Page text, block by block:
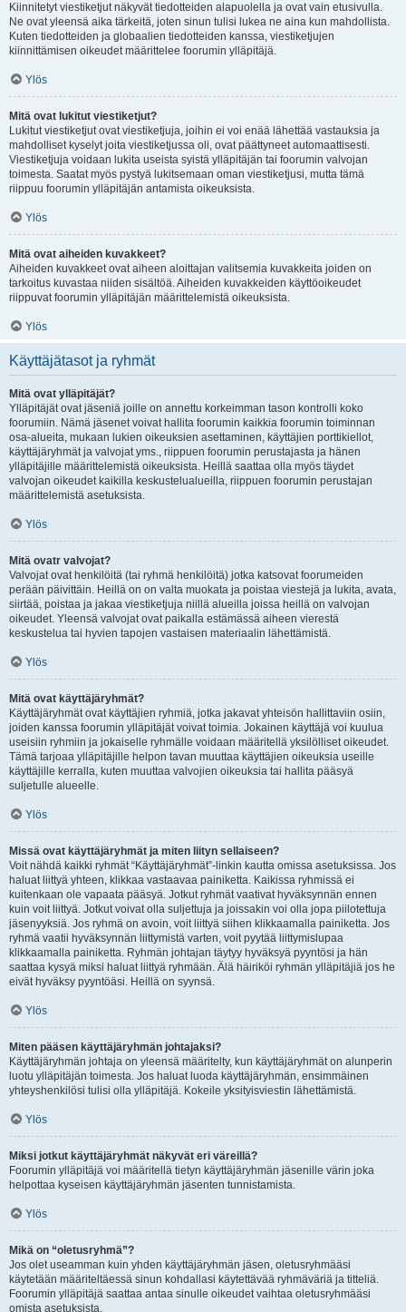
Kiinnitetyt viestiketjut näkyvät tiedotteiden alapuolella ja ovat vain etusivulla.
Ne ovat yleensä aika tärkeitä, joten sinun tulisi lukea ne aina kun mahdollista.
Kuten tiedotteiden ja globaalien tiedotteiden kanssa, viestiketjujen
kiinnittämisen oikeudet määrittelee foorumin ylläpitäjä.
Ylös
Mitä ovat lukitut viestiketjut?
Lukitut viestiketjut ovat viestiketjuja, joihin ei voi enää lähettää vastauksia ja
mahdolliset kyselyt joita viestiketjussa oli, ovat päättyneet automaattisesti.
Viestiketjuja voidaan lukita useista syistä ylläpitäjän tai foorumin valvojan
toimesta. Saatat myös pystyä lukitsemaan oman viestiketjusi, mutta tämä
riippuu foorumin ylläpitäjän antamista oikeuksista.
Ylös
Mitä ovat aiheiden kuvakkeet?
Aiheiden kuvakkeet ovat aiheen aloittajan valitsemia kuvakkeita joiden on
tarkoitus kuvastaa niiden sisältöä. Aiheiden kuvakkeiden käyttöoikeudet
riippuvat foorumin ylläpitäjän määrittelemistä oikeuksista.
Ylös
Käyttäjätasot ja ryhmät
Mitä ovat ylläpitäjät?
Ylläpitäjät ovat jäseniä joille on annettu korkeimman tason kontrolli koko
foorumiin. Nämä jäsenet voivat hallita foorumin kaikkia foorumin toiminnan
osa-alueita, mukaan lukien oikeuksien asettaminen, käyttäjien porttikiellot,
käyttäjäryhmät ja valvojat yms., riippuen foorumin perustajasta ja hänen
ylläpitäjille määrittelemistä oikeuksista. Heillä saattaa olla myös täydet
valvojan oikeudet kaikilla keskustelualueilla, riippuen foorumin perustajan
määrittelemistä asetuksista.
Ylös
Mitä ovatr valvojat?
Valvojat ovat henkilöitä (tai ryhmä henkilöitä) jotka katsovat foorumeiden
perään päivittäin. Heillä on on valta muokata ja poistaa viestejä ja lukita, avata,
siirtää, poistaa ja jakaa viestiketjuja niillä alueilla joissa heillä on valvojan
oikeudet. Yleensä valvojat ovat paikalla estämässä aiheen vierestä
keskustelua tai hyvien tapojen vastaisen materiaalin lähettämistä.
Ylös
Mitä ovat käyttäjäryhmät?
Käyttäjäryhmät ovat käyttäjien ryhmiä, jotka jakavat yhteisön hallittaviin osiin,
joiden kanssa foorumin ylläpitäjät voivat toimia. Jokainen käyttäjä voi kuulua
useisiin ryhmiin ja jokaiselle ryhmälle voidaan määritellä yksilölliset oikeudet.
Tämä tarjoaa ylläpitäjille helpon tavan muuttaa käyttäjien oikeuksia useille
käyttäjille kerralla, kuten muuttaa valvojien oikeuksia tai hallita pääsyä
suljetulle alueelle.
Ylös
Missä ovat käyttäjäryhmät ja miten liityn sellaiseen?
Voit nähdä kaikki ryhmät “Käyttäjäryhmät”-linkin kautta omissa asetuksissa. Jos
haluat liittyä yhteen, klikkaa vastaavaa painiketta. Kaikissa ryhmissä ei
kuitenkaan ole vapaata pääsyä. Jotkut ryhmät vaativat hyväksynnän ennen
kuin voit liittyä. Jotkut voivat olla suljettuja ja joissakin voi olla jopa piilotettuja
jäsenyyksiä. Jos ryhmä on avoin, voit liittyä siihen klikkaamalla painiketta. Jos
ryhmä vaatii hyväksynnän liittymistä varten, voit pyytää liittymislupaa
klikkaamalla painiketta. Ryhmän johtajan täytyy hyväksyä pyyntösi ja hän
saattaa kysyä miksi haluat liittyä ryhmään. Älä häiriköi ryhmän ylläpitäjiä jos he
eivät hyväksy pyyntöäsi. Heillä on syynsä.
Ylös
Miten pääsen käyttäjäryhmän johtajaksi?
Käyttäjäryhmän johtaja on yleensä määritelty, kun käyttäjäryhmät on alunperin
luotu ylläpitäjän toimesta. Jos haluat luoda käyttäjäryhmän, ensimmäinen
yhteyshenkilösi tulisi olla ylläpitäjä. Kokeile yksityisviestin lähettämistä.
Ylös
Miksi jotkut käyttäjäryhmät näkyvät eri väreillä?
Foorumin ylläpitäjä voi määritellä tietyn käyttäjäryhmän jäsenille värin joka
helpottaa kyseisen käyttäjäryhmän jäsenten tunnistamista.
Ylös
Mikä on “oletusryhmä”?
Jos olet useamman kuin yhden käyttäjäryhmän jäsen, oletusryhmääsi
käytetään määriteltäessä sinun kohdallasi käytettävää ryhmäväriä ja titteliä.
Foorumin ylläpitäjä saattaa antaa sinulle oikeudet vaihtaa oletusryhmääsi
omista asetuksista.